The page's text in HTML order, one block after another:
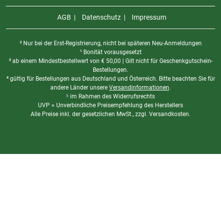
AGB Datenschutz Impressum
² Nur bei der Erst-Registrierung, nicht bei späteren Neu-Anmeldungen
¹ Bonität vorausgesetzt
³ ab einem Mindestbestellwert von € 50,00 | Gilt nicht für Geschenkgutschein-
Bestellungen.
⁴ gültig für Bestellungen aus Deutschland und Österreich. Bitte beachten Sie für
andere Länder unsere Versandinformationen.
⁵ im Rahmen des Widerrufsrechts
UVP = Unverbindliche Preisempfehlung des Herstellers
Alle Preise inkl. der gesetzlichen MwSt., zzgl. Versandkosten.